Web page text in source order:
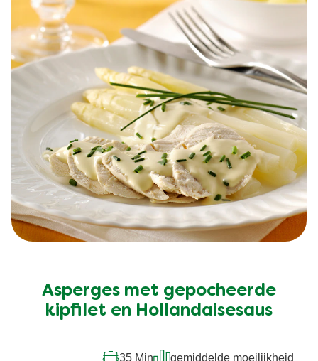
Asperges met gepocheerde
kipfilet en Hollandaisesaus
35 Min
gemiddelde moeilijkheid